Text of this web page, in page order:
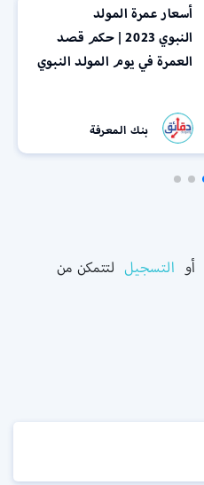
أسعار عمرة المولد
النبوي 2023 | حكم قصد
العمرة في يوم المولد النبوي
بنك المعرفة
أو التسجيل لتتمكن من